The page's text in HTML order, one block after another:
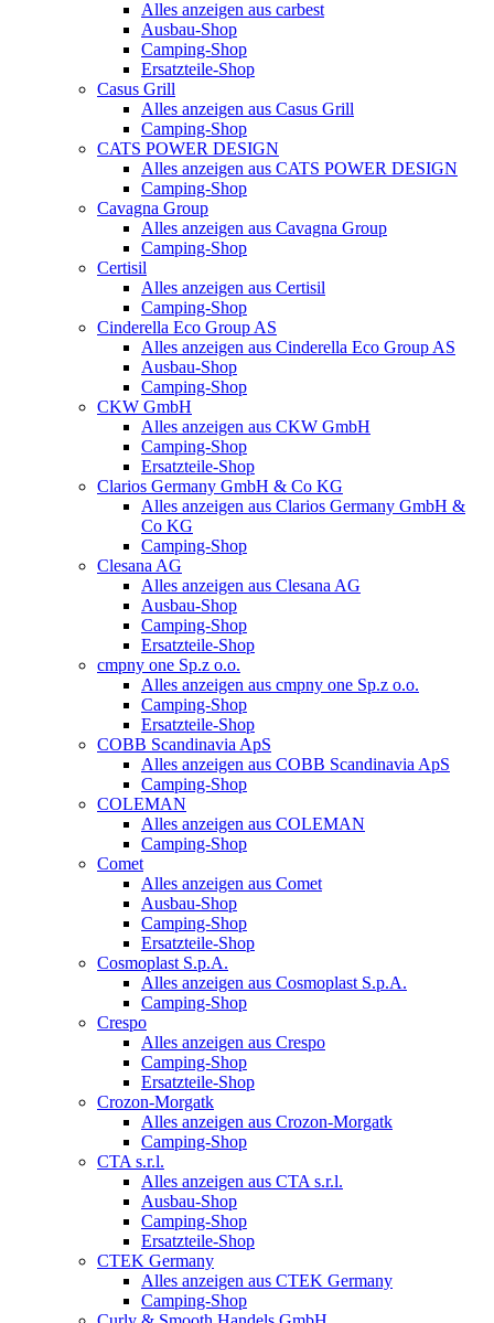
Alles anzeigen aus carbest
Ausbau-Shop
Camping-Shop
Ersatzteile-Shop
Casus Grill
Alles anzeigen aus Casus Grill
Camping-Shop
CATS POWER DESIGN
Alles anzeigen aus CATS POWER DESIGN
Camping-Shop
Cavagna Group
Alles anzeigen aus Cavagna Group
Camping-Shop
Certisil
Alles anzeigen aus Certisil
Camping-Shop
Cinderella Eco Group AS
Alles anzeigen aus Cinderella Eco Group AS
Ausbau-Shop
Camping-Shop
CKW GmbH
Alles anzeigen aus CKW GmbH
Camping-Shop
Ersatzteile-Shop
Clarios Germany GmbH & Co KG
Alles anzeigen aus Clarios Germany GmbH &
Co KG
Camping-Shop
Clesana AG
Alles anzeigen aus Clesana AG
Ausbau-Shop
Camping-Shop
Ersatzteile-Shop
cmpny one Sp.z o.o.
Alles anzeigen aus cmpny one Sp.z o.o.
Camping-Shop
Ersatzteile-Shop
COBB Scandinavia ApS
Alles anzeigen aus COBB Scandinavia ApS
Camping-Shop
COLEMAN
Alles anzeigen aus COLEMAN
Camping-Shop
Comet
Alles anzeigen aus Comet
Ausbau-Shop
Camping-Shop
Ersatzteile-Shop
Cosmoplast S.p.A.
Alles anzeigen aus Cosmoplast S.p.A.
Camping-Shop
Crespo
Alles anzeigen aus Crespo
Camping-Shop
Ersatzteile-Shop
Crozon-Morgatk
Alles anzeigen aus Crozon-Morgatk
Camping-Shop
CTA s.r.l.
Alles anzeigen aus CTA s.r.l.
Ausbau-Shop
Camping-Shop
Ersatzteile-Shop
CTEK Germany
Alles anzeigen aus CTEK Germany
Camping-Shop